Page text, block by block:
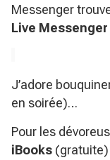
Messenger
Live Messenger
J’adore
en soirée)…
Pour les
iBooks (gratuite)